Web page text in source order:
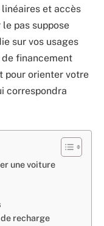
et accès
pas suppose
sur vos usages
financement
pour orienter votre
correspondra
une voiture
recharge